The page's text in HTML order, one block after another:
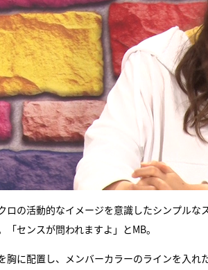
ロの活動的なイメージを意識したシンプル
センスが問われますよ」とMB。
胸に配置し、メンバーカラーのラインを入